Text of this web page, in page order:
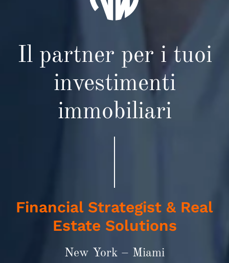
Il partner per i tuoi
investimenti
immobiliari
Financial Strategist & Real
Estate Solutions
New York – Miami